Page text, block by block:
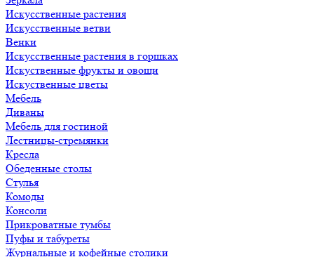
Искусственные растения
Искусственные ветви
Венки
Искусственные растения в горшках
Искуственные фрукты и овощи
Искуственные цветы
Мебель
Диваны
Мебель для гостиной
Лестницы-стремянки
Кресла
Обеденные столы
Стулья
Комоды
Консоли
Прикроватные тумбы
Пуфы и табуреты
Журнальные и кофейные столики